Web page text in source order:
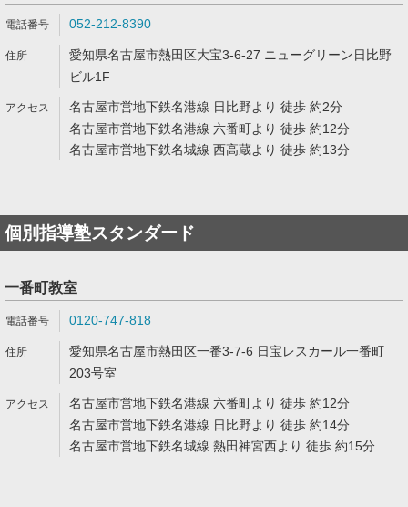
052-212-8390
愛知県名古屋市熱田区大宝3-6-27 ニューグリーン日比野
ビル1F
名古屋市営地下鉄名港線 日比野より 徒歩 約2分
名古屋市営地下鉄名港線 六番町より 徒歩 約12分
名古屋市営地下鉄名城線 西高蔵より 徒歩 約13分
個別指導塾スタンダード
一番町教室
0120-747-818
愛知県名古屋市熱田区一番3-7-6 日宝レスカール一番町
203号室
名古屋市営地下鉄名港線 六番町より 徒歩 約12分
名古屋市営地下鉄名港線 日比野より 徒歩 約14分
名古屋市営地下鉄名城線 熱田神宮西より 徒歩 約15分